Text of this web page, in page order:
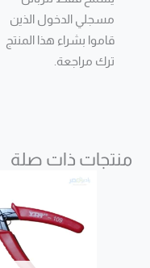
مسجلي الدخول الذين
قاموا بشراء هذا المنتج
ترك مراجعة.
منتجات ذات صلة